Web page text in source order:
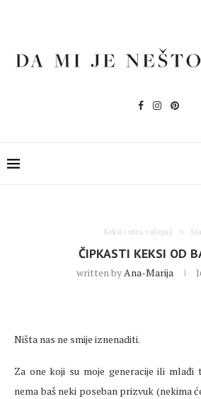
Keksi i sitni zalogaji
ČIPKASTI KEKSI OD
written byAna-Marija
Ništa nas ne smije iznenaditi.
Za one koji su moje generacije ili
nema baš neki poseban prizvuk (nekima